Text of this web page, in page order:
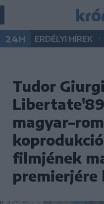
24H ERDÉLYI HÍREK
Tudor
filmjének
premierjére